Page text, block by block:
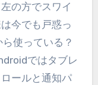
の方でスワイ
今でも戸惑っ
使っている？
ではタブレ
ールと通知パ